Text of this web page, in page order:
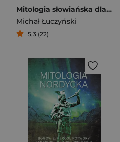
Mitologia słowiańska dla młodego czytelnika
Michał Łuczyński
5,3 (22)